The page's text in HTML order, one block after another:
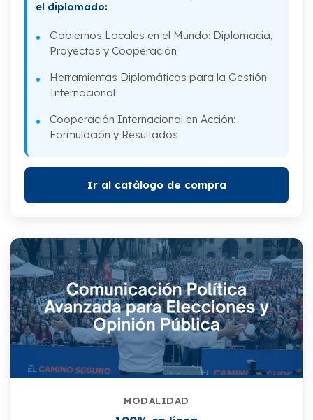
el diplomado:
Gobiernos Locales en el Mundo: Diplomacia,
Proyectos y Cooperación
Herramientas Diplomáticas para la Gestión
Internacional
Cooperación Internacional en Acción:
Formulación y Resultados
Ir al catálogo de compra
MODALIDAD